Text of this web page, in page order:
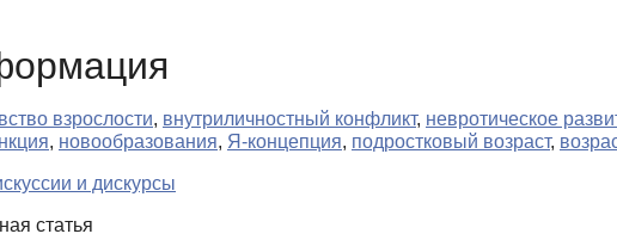
взрослости, внутриличностный конфликт, невротическое
, новообразования, Я-концепция, подростковый возраст,
и дискурсы
статья